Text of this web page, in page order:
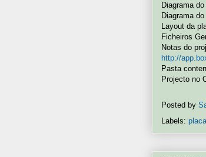
Diagrama
Diagrama
Layout da
Ficheiros
Notas do
http://
Pasta
Projecto no
Posted by
Labels: